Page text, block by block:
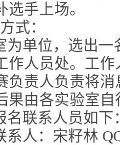
选手上场。
式：
为单位，选出
作人员处。工
负责人负责将
果由各实验室自
名联系人员如下
系人：宋籽林